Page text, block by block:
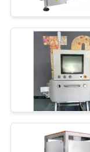
SITIO
POLÍTICA